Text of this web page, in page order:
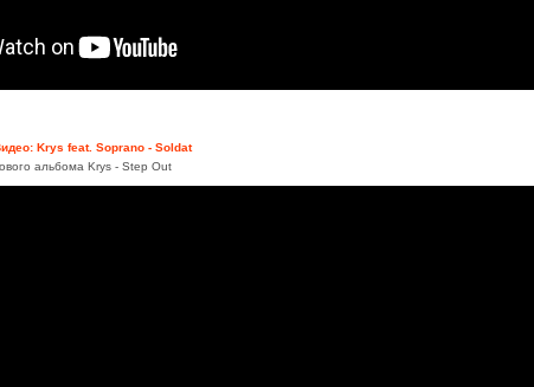
Krys feat. Soprano - Soldat
альбома Krys - Step Out